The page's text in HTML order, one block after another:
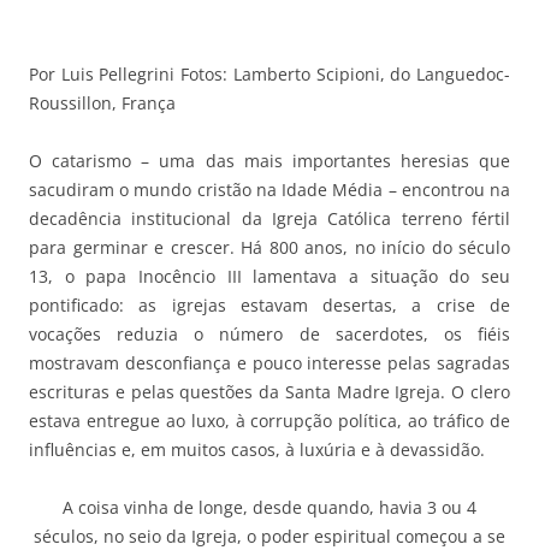
Por Luis Pellegrini Fotos: Lamberto Scipioni, do Languedoc-
Roussillon, França
O catarismo – uma das mais importantes heresias que
sacudiram o mundo cristão na Idade Média – encontrou na
decadência institucional da Igreja Católica terreno fértil
para germinar e crescer. Há 800 anos, no início do século
13, o papa Inocêncio III lamentava a situação do seu
pontificado: as igrejas estavam desertas, a crise de
vocações reduzia o número de sacerdotes, os fiéis
mostravam desconfiança e pouco interesse pelas sagradas
escrituras e pelas questões da Santa Madre Igreja. O clero
estava entregue ao luxo, à corrupção política, ao tráfico de
influências e, em muitos casos, à luxúria e à devassidão.
A coisa vinha de longe, desde quando, havia 3 ou 4
séculos, no seio da Igreja, o poder espiritual começou a se